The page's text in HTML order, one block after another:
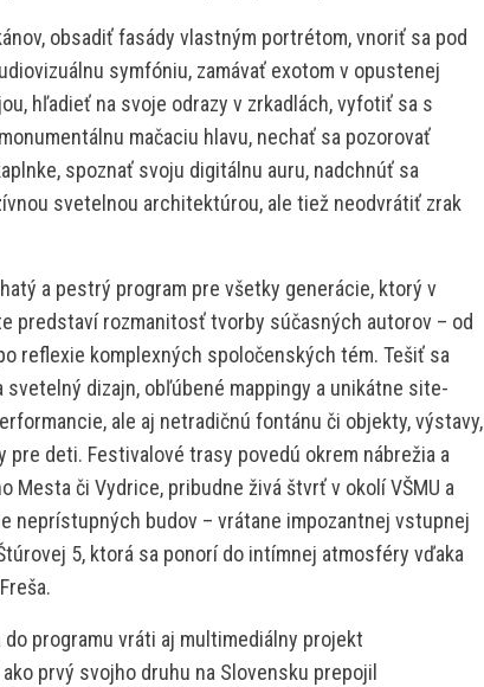
obsadiť fasády vlastným portrétom, vnoriť sa pod
symfóniu, zamávať exotom v opustenej
hľadieť na svoje odrazy v zrkadlách, vyfotiť sa s
mačaciu hlavu, nechať sa pozorovať
spoznať svoju digitálnu auru, nadchnúť sa
svetelnou architektúrou, ale tiež neodvrátiť zrak
a pestrý program pre všetky generácie, ktorý v
predstaví rozmanitosť tvorby súčasných autorov – od
reflexie komplexných spoločenských tém. Tešiť sa
dizajn, obľúbené mappingy a unikátne site-
ale aj netradičnú fontánu či objekty, výstavy,
deti. Festivalové trasy povedú okrem nábrežia a
Mesta či Vydrice, pribudne živá štvrť v okolí VŠMU a
neprístupných budov – vrátane impozantnej vstupnej
5, ktorá sa ponorí do intímnej atmosféry vďaka
programu vráti aj multimediálny projekt
prvý svojho druhu na Slovensku prepojil